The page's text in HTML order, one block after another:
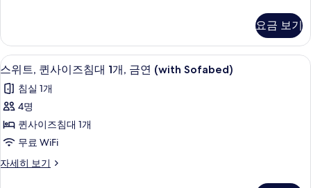
진
모
두
보
기
Bed,
Non
Smoking
세
히
기
요금 보기
스
위
트,
퀸
사
즈
객실 내 금고, 책상, 암막 커튼, 다리미/
5
스위트, 퀸사이즈침대 1개, 금연 (with Sofabed)
침실 1개
4명
퀸사이즈침대 1개
무료 WiFi
자세히 보기
스